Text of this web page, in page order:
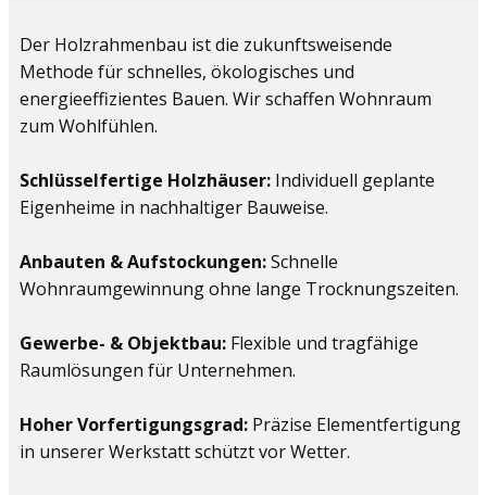
Der Holzrahmenbau ist die zukunftsweisende
Methode für schnelles, ökologisches und
energieeffizientes Bauen. Wir schaffen Wohnraum
zum Wohlfühlen.
Schlüsselfertige Holzhäuser: Individuell geplante
Eigenheime in nachhaltiger Bauweise.
Anbauten & Aufstockungen:Schnelle
Wohnraumgewinnung ohne lange Trocknungszeiten.
Gewerbe- & Objektbau: Flexible und tragfähige
Raumlösungen für Unternehmen.
Hoher Vorfertigungsgrad: Präzise Elementfertigung
in unserer Werkstatt schützt vor Wetter.